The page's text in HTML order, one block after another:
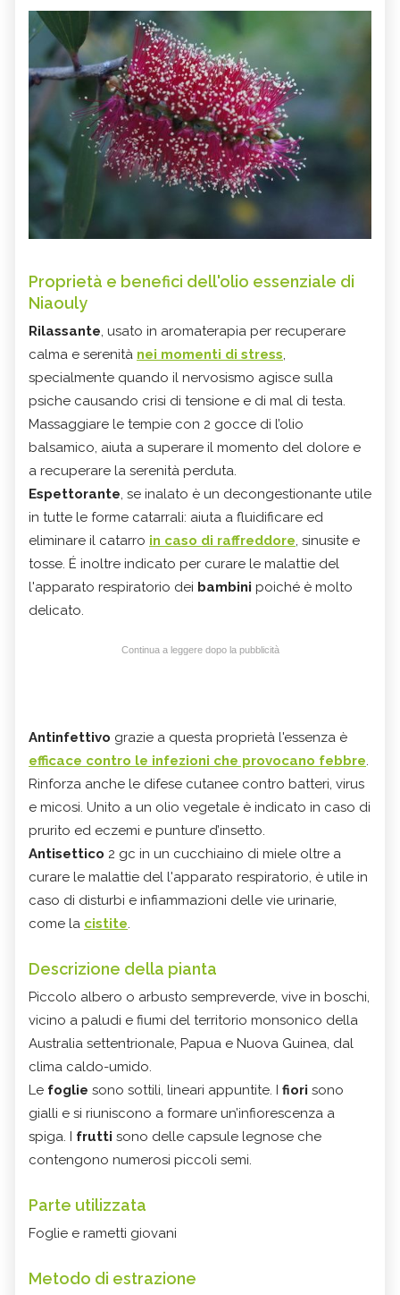
Proprietà e benefici dell'olio essenziale di
Niaouly
Rilassante, usato in aromaterapia per recuperare
calma e serenità nei momenti di stress,
specialmente quando il nervosismo agisce sulla
psiche causando crisi di tensione e di mal di testa.
Massaggiare le tempie con 2 gocce di l’olio
balsamico, aiuta a superare il momento del dolore e
a recuperare la serenità perduta.
Espettorante, se inalato è un decongestionante utile
in tutte le forme catarrali: aiuta a fluidificare ed
eliminare il catarro in caso di raffreddore, sinusite e
tosse. É inoltre indicato per curare le malattie del
l'apparato respiratorio dei bambini poiché è molto
delicato.
Continua a leggere dopo la pubblicità
Antinfettivo grazie a questa proprietà l'essenza è
efficace contro le infezioni che provocano febbre.
Rinforza anche le difese cutanee contro batteri, virus
e micosi. Unito a un olio vegetale è indicato in caso di
prurito ed eczemi e punture d’insetto.
Antisettico 2 gc in un cucchiaino di miele oltre a
curare le malattie del l'apparato respiratorio, è utile in
caso di disturbi e infiammazioni delle vie urinarie,
come la cistite.
Descrizione della pianta
Piccolo albero o arbusto sempreverde, vive in boschi,
vicino a paludi e fiumi del territorio monsonico della
Australia settentrionale, Papua e Nuova Guinea, dal
clima caldo-umido.
Le foglie sono sottili, lineari appuntite. I fiori sono
gialli e si riuniscono a formare un’infiorescenza a
spiga. I frutti sono delle capsule legnose che
contengono numerosi piccoli semi.
Parte utilizzata
Foglie e rametti giovani
Metodo di estrazione